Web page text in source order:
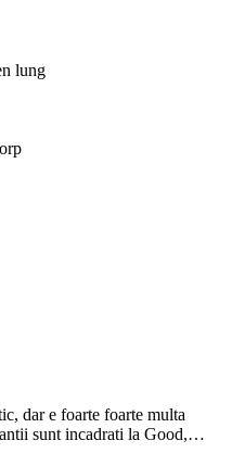
lung
dar e foarte foarte multa
sunt incadrati la Good,…